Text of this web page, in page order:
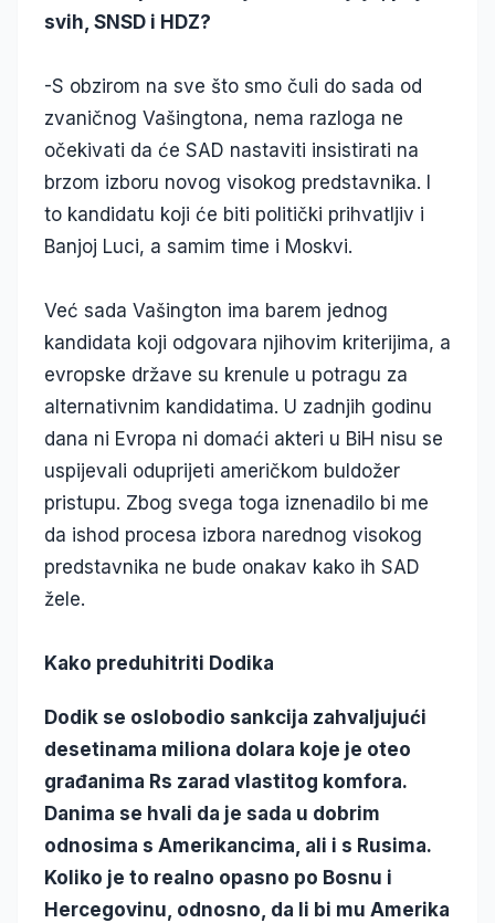
svih, SNSD i HDZ?
-S obzirom na sve što smo čuli do sada od
zvaničnog Vašingtona, nema razloga ne
očekivati da će SAD nastaviti insistirati na
brzom izboru novog visokog predstavnika. I
to kandidatu koji će biti politički prihvatljiv i
Banjoj Luci, a samim time i Moskvi.
Već sada Vašington ima barem jednog
kandidata koji odgovara njihovim kriterijima, a
evropske države su krenule u potragu za
alternativnim kandidatima. U zadnjih godinu
dana ni Evropa ni domaći akteri u BiH nisu se
uspijevali oduprijeti američkom buldožer
pristupu. Zbog svega toga iznenadilo bi me
da ishod procesa izbora narednog visokog
predstavnika ne bude onakav kako ih SAD
žele.
Kako preduhitriti Dodika
Dodik se oslobodio sankcija zahvaljujući
desetinama miliona dolara koje je oteo
građanima Rs zarad vlastitog komfora.
Danima se hvali da je sada u dobrim
odnosima s Amerikancima, ali i s Rusima.
Koliko je to realno opasno po Bosnu i
Hercegovinu, odnosno, da li bi mu Amerika